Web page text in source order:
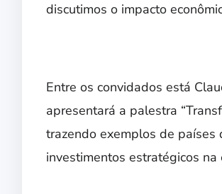
discutimos o impacto
Entre os convidados está
apresentará a palestra
trazendo exemplos de países
investimentos estratégicos na